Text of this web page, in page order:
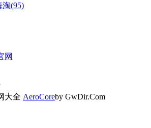
淘(95)
网
大全 AeroCoreby GwDir.Com